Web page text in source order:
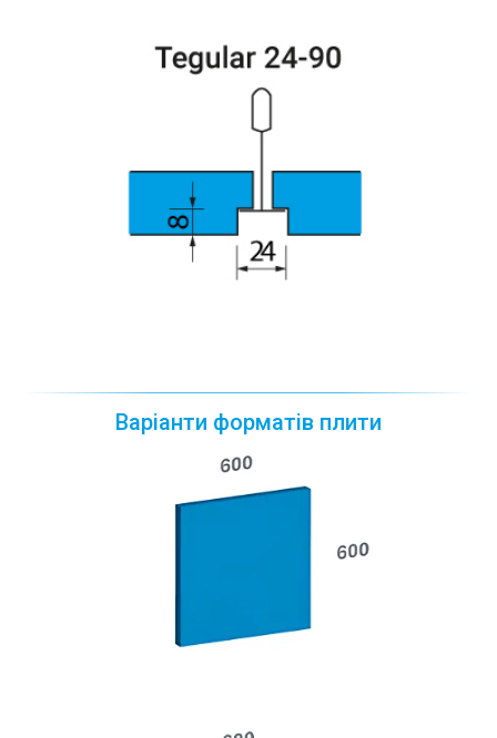
Варіанти форматів плити